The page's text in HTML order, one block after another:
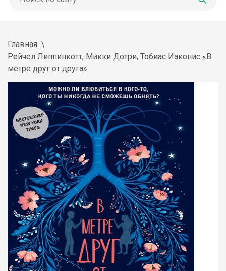
Главная
Рейчел Липпинкотт, Микки Дотри, Тобиас Иаконис «В
метре друг от друга»